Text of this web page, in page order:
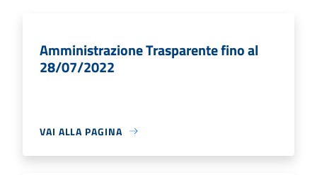
Amministrazione Trasparente fino al
28/07/2022
VAI ALLA PAGINA